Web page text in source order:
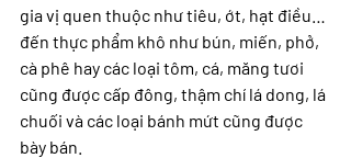
gia vị quen thuộc như tiêu, ớt, hạt điều…
đến thực phẩm khô như bún, miến, phở,
cà phê hay các loại tôm, cá, măng tươi
cũng được cấp đông, thậm chí lá dong, lá
chuối và các loại bánh mứt cũng được
bày bán.